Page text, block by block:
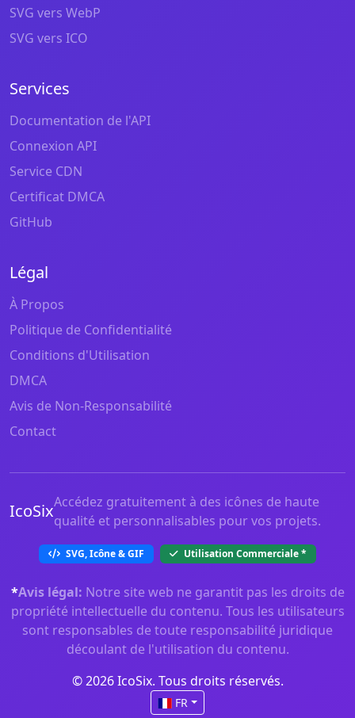
SVG vers WebP
SVG vers ICO
Services
Documentation de l'API
Connexion API
Service CDN
Certificat DMCA
GitHub
Légal
À Propos
Politique de Confidentialité
Conditions d'Utilisation
DMCA
Avis de Non-Responsabilité
Contact
IcoSixAccédez gratuitement à des icônes de haute
qualité et personnalisables pour vos projets.
SVG, Icône & GIF Utilisation Commerciale*
*Avis légal: Notre site web ne garantit pas les droits de
propriété intellectuelle du contenu. Tous les utilisateurs
sont responsables de toute responsabilité juridique
découlant de l'utilisation du contenu.
© 2026 IcoSix. Tous droits réservés.
FR